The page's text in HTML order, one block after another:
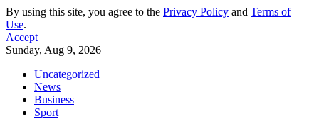
By using this site, you agree to the Privacy Policy and Terms of
Use.
Accept
Sunday, Aug 9, 2026
Uncategorized
News
Business
Sport